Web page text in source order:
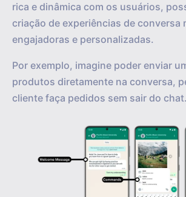
rica e dinâmica com os usuários,
criação de experiências de conversa
engajadoras e personalizadas.
Por exemplo, imagine poder enviar
produtos diretamente na conversa,
cliente faça pedidos sem sair do chat.